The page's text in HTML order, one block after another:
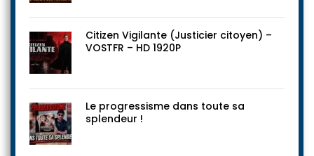
Citizen Vigilante (Justicier citoyen) –
VOSTFR – HD 1920P
Le progressisme dans toute sa
splendeur !